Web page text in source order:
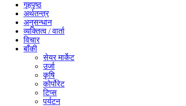
गृहपृष्ठ
अर्थतन्त्र
अनुसन्धान
व्यक्तित्व / वार्ता
विचार
बाँकी
सेयर मार्केट
उर्जा
कृषि
कोर्पोरेट
टिप्स
पर्यटन